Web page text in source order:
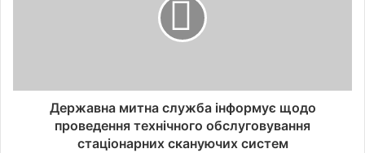
Державна митна служба інформує щодо
проведення технічного обслуговування
стаціонарних скануючих систем